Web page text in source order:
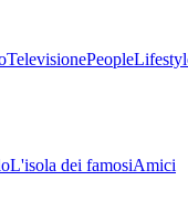
TelevisionePeople
L'isola dei famosiAmici